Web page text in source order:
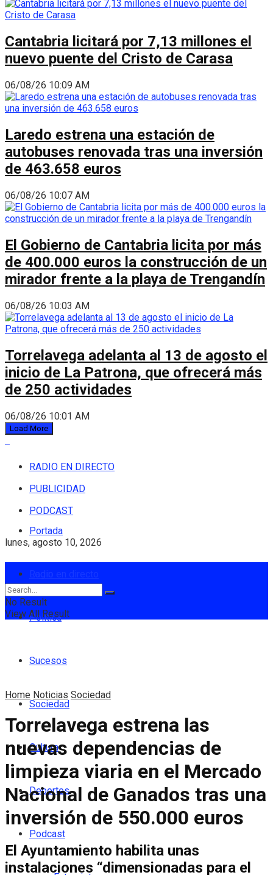
Cantabria licitará por 7,13 millones el
nuevo puente del Cristo de Carasa
06/08/26 10:09 AM
Laredo estrena una estación de
autobuses renovada tras una inversión
de 463.658 euros
06/08/26 10:07 AM
El Gobierno de Cantabria licita por más
de 400.000 euros la construcción de un
mirador frente a la playa de Trengandín
06/08/26 10:03 AM
Torrelavega adelanta al 13 de agosto el
inicio de La Patrona, que ofrecerá más
de 250 actividades
06/08/26 10:01 AM
Load More
RADIO EN DIRECTO
PUBLICIDAD
PODCAST
lunes, agosto 10, 2026
Portada
Política
Sucesos
Sociedad
Cultura
Deportes
Podcast
No Result
View All Result
Home Noticias Sociedad
Torrelavega estrena las
nuevas dependencias de
limpieza viaria en el Mercado
Nacional de Ganados tras una
inversión de 550.000 euros
El Ayuntamiento habilita unas
instalaciones “dimensionadas para el